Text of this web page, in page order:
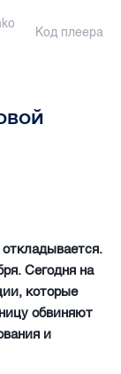
Код плеера
Сегодня на
которые
обвиняют
и